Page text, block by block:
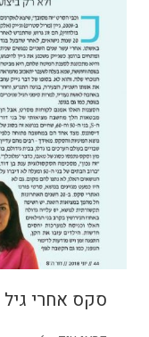
סקס אחרי גיל 60 ב YNET